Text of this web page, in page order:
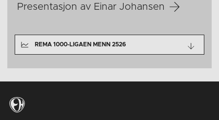
Presentasjon av Einar Johansen
REMA 1000-LIGAEN MENN 2526